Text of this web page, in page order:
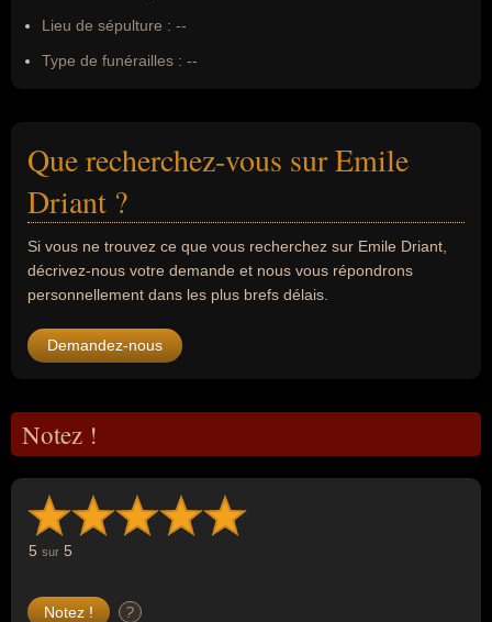
Lieu de sépulture : --
Type de funérailles : --
Que recherchez-vous sur Emile
Driant ?
Si vous ne trouvez ce que vous recherchez sur Emile Driant,
décrivez-nous votre demande et nous vous répondrons
personnellement dans les plus brefs délais.
Demandez-nous
Notez !
5 sur 5
?